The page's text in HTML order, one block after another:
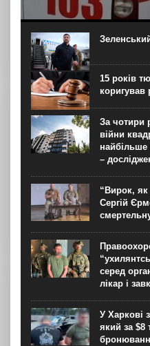
6 серпня до
Житомирщині доставили
порушник правил
перебування у приміщенні
помер. Про інцидент...
15 років
коригував
За чотири
війни
найбільше
–
“Вирок,
Сергій
серед
лікар і
У Харкові
який за $8